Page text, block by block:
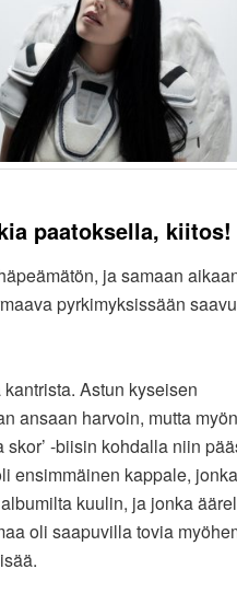
paatoksella, kiitos!
ja samaan
pyrkimyksissään
Astun kyseisen
ansaan harvoin, mutta
skor’ -biisin kohdalla niin
ensimmäinen kappale, jonka
kuulin, ja jonka
oli saapuvilla tovia